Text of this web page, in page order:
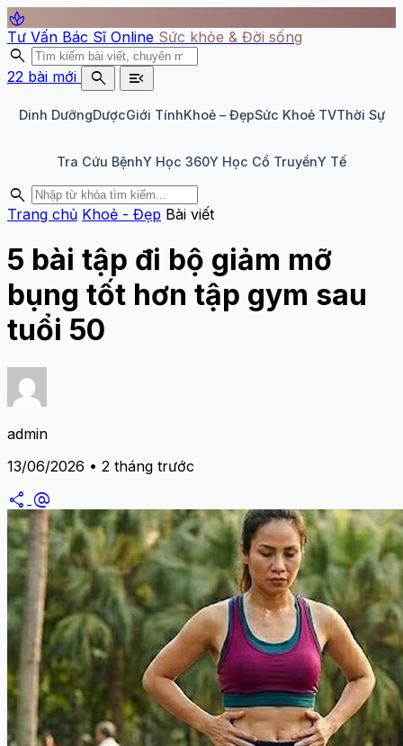
spa
Tư Vấn Bác Sĩ Online Sức khỏe & Đời sống
search
22 bài mới search menu_open
Dinh DưỡngDượcGiới TínhKhoẻ – ĐẹpSức Khoẻ TVThời Sự
Tra Cứu BệnhY Học 360Y Học Cổ TruyềnY Tế
search
Trang chủ Khoẻ - Đẹp Bài viết
5 bài tập đi bộ giảm mỡ
bụng tốt hơn tập gym sau
tuổi 50
admin
13/06/2026 • 2 tháng trước
share alternate_email